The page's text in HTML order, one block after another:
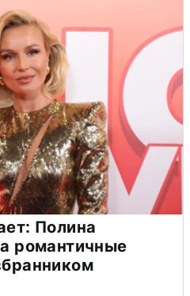
Полина
романтичные